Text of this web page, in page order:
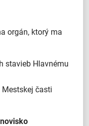
orgán, ktorý ma
stavieb Hlavnému
časti